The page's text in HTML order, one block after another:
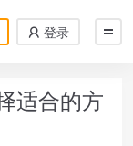
登录
适合的方